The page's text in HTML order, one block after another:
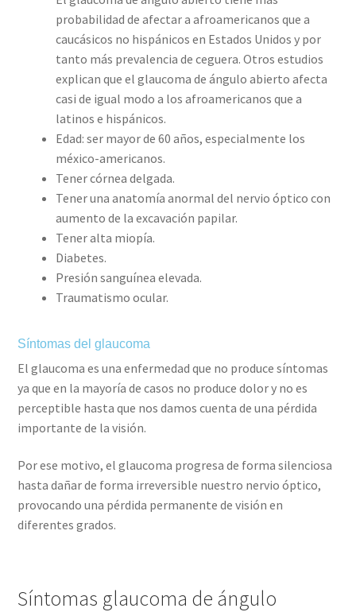
probabilidad de afectar a afroamericanos que a
caucásicos no hispánicos en Estados Unidos y por
tanto más prevalencia de ceguera. Otros estudios
explican que el glaucoma de ángulo abierto afecta
casi de igual modo a los afroamericanos que a
latinos e hispánicos.
Edad: ser mayor de 60 años, especialmente los
méxico-americanos.
Tener córnea delgada.
Tener una anatomía anormal del nervio óptico con
aumento de la excavación papilar.
Tener alta miopía.
Diabetes.
Presión sanguínea elevada.
Traumatismo ocular.
Síntomas del glaucoma
El glaucoma es una enfermedad que no produce síntomas
ya que en la mayoría de casos no produce dolor y no es
perceptible hasta que nos damos cuenta de una pérdida
importante de la visión.
Por ese motivo, el glaucoma progresa de forma silenciosa
hasta dañar de forma irreversible nuestro nervio óptico,
provocando una pérdida permanente de visión en
diferentes grados.
Síntomas glaucoma de ángulo